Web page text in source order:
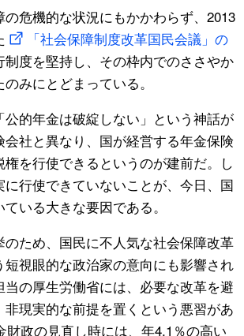
の危機的な状況にもかかわらず、2013
「社会保障制度改革国民会議」の
制度を堅持し、その枠内でのささやか
みにとどまっている。
公的年金は破綻しない」という神話が
会社と異なり、国が経営する年金保険
を行使できるというのが建前だ。し
行使できていないことが、今日、国
いる大きな要因である。
のため、国民に不人気な社会保障改革
短視眼的な政治家の意向にも影響され
当の厚生労働省には、必要な改革を避
現実的な前提を置くという悪習があ
財政の見直し時には、年4.1％の高い